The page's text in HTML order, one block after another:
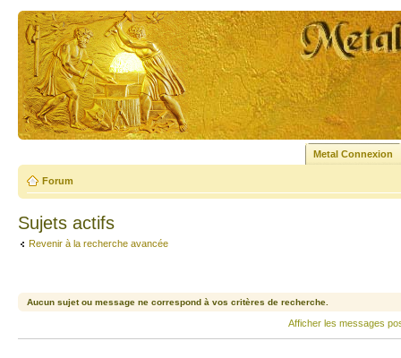
Metal Connexion
Forum
Sujets actifs
Revenir à la recherche avancée
Aucun sujet ou message ne correspond à vos critères de recherche.
Afficher les messages